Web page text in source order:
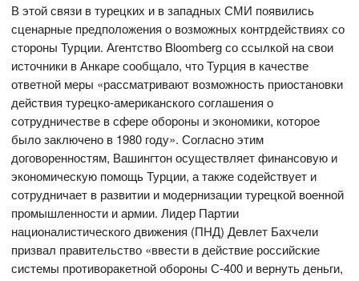
В этой связи в турецких и в западных СМИ появились
сценарные предположения о возможных контрдействиях со
стороны Турции. Агентство Bloomberg со ссылкой на свои
источники в Анкаре сообщало, что Турция в качестве
ответной меры «рассматривают возможность приостановки
действия турецко-американского соглашения о
сотрудничестве в сфере обороны и экономики, которое
было заключено в 1980 году». Согласно этим
договоренностям, Вашингтон осуществляет финансовую и
экономическую помощь Турции, а также содействует и
сотрудничает в развитии и модернизации турецкой военной
промышленности и армии. Лидер Партии
националистического движения (ПНД) Девлет Бахчели
призвал правительство «ввести в действие российские
системы противоракетной обороны С-400 и вернуть деньги,